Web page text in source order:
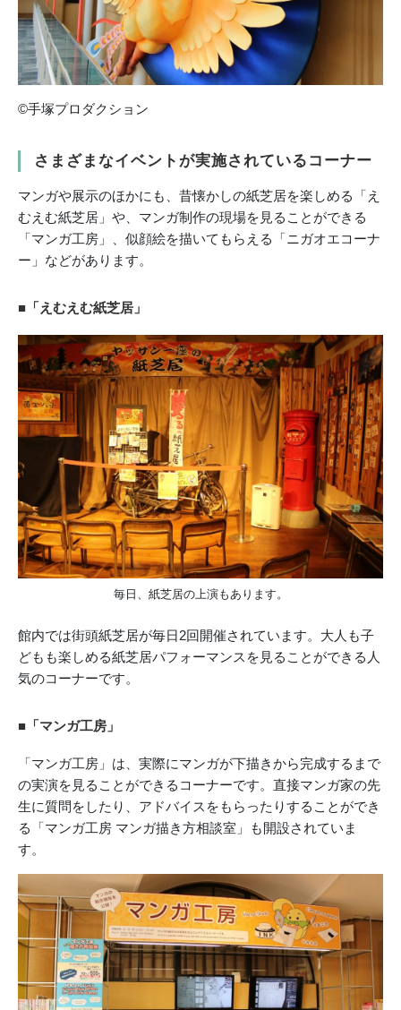
©︎手塚プロダクション
さまざまなイベントが実施されているコーナー
マンガや展示のほかにも、昔懐かしの紙芝居を楽しめる「え
むえむ紙芝居」や、マンガ制作の現場を見ることができる
「マンガ工房」、似顔絵を描いてもらえる「ニガオエコーナ
ー」などがあります。
■「えむえむ紙芝居」
毎日、紙芝居の上演もあります。
館内では街頭紙芝居が毎日2回開催されています。大人も子
どもも楽しめる紙芝居パフォーマンスを見ることができる人
気のコーナーです。
■「マンガ工房」
「マンガ工房」は、実際にマンガが下描きから完成するまで
の実演を見ることができるコーナーです。直接マンガ家の先
生に質問をしたり、アドバイスをもらったりすることができ
る「マンガ工房 マンガ描き方相談室」も開設されていま
す。